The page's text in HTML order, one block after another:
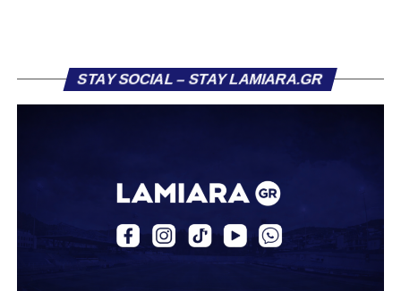
«Ο Α.Ο. Σαρωνικός Αναβύσσου ανακοινώνει την
περσινή σεζόν πραγματοποίησε γεμάτη χρονιά στη Γ’
Στο παρελθόν αγωνίστηκε στην ΑΕΚ Β’, με την οποία
κατέγραψε 10 συμμετοχές στη Super League 2, καθώς
STAY SOCIAL – STAY LAMIARA.GR